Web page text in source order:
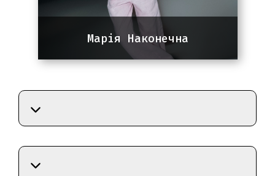
Марія Наконечна
SEO-спеціаліст
7 років досвіду в маркетингу, 3
послуг, локальний бізнес. Основні
Працює з GEO та AI SEO.